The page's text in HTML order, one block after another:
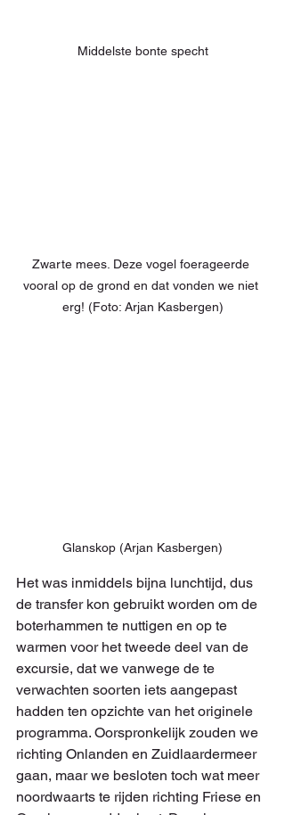
Middelste bonte specht
Zwarte mees. Deze vogel foerageerde
vooral op de grond en dat vonden we niet
erg! (Foto: Arjan Kasbergen)
Glanskop (Arjan Kasbergen)
Het was inmiddels bijna lunchtijd, dus
de transfer kon gebruikt worden om de
boterhammen te nuttigen en op te
warmen voor het tweede deel van de
excursie, dat we vanwege de te
verwachten soorten iets aangepast
hadden ten opzichte van het originele
programma. Oorspronkelijk zouden we
richting Onlanden en Zuidlaardermeer
gaan, maar we besloten toch wat meer
noordwaarts te rijden richting Friese en